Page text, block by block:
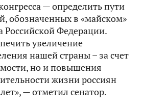
— определить пути
обозначенных в «майском»
Российской Федерации.
увеличение
нашей страны – за счет
но и повышения
жизни россиян
— отметил сенатор.